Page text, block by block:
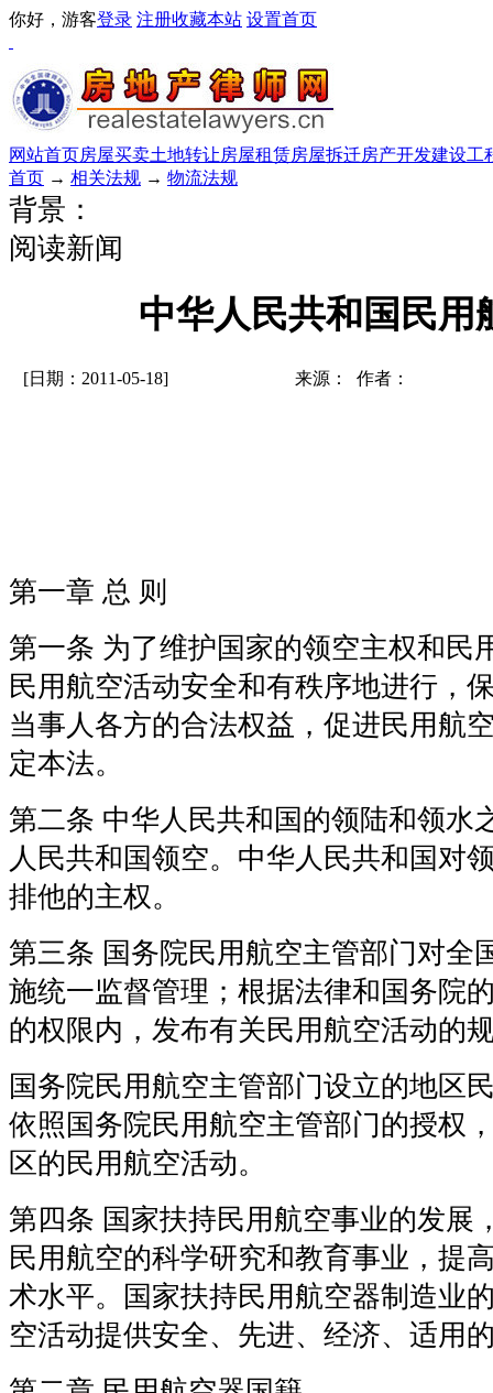
你好，游客登录 注册收藏本站 设置首页
网站首页房屋买卖土地转让房屋租赁房屋拆迁房产开发建设工
首页 → 相关法规 → 物流法规
背景：
阅读新闻
中华人民共和国民用
[日期：2011-05-18] 来源： 作者：
第一章 总 则
第一条 为了维护国家的领空主权和民
民用航空活动安全和有秩序地进行，
当事人各方的合法权益，促进民用航
定本法。
第二条 中华人民共和国的领陆和领水
人民共和国领空。中华人民共和国对
排他的主权。
第三条 国务院民用航空主管部门对全
施统一监督管理；根据法律和国务院
的权限内，发布有关民用航空活动的
国务院民用航空主管部门设立的地区
依照国务院民用航空主管部门的授权
区的民用航空活动。
第四条 国家扶持民用航空事业的发展
民用航空的科学研究和教育事业，提
术水平。国家扶持民用航空器制造业
空活动提供安全、先进、经济、适用